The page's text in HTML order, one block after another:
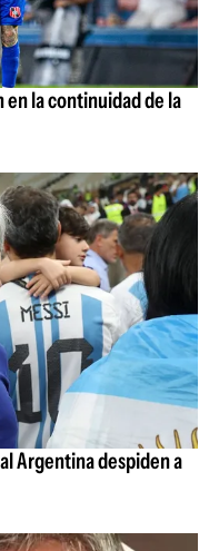
en la continuidad de la
Argentina despiden a